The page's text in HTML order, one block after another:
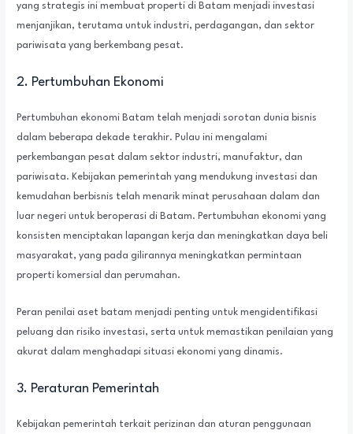
yang strategis ini membuat properti di Batam menjadi investasi
menjanjikan, terutama untuk industri, perdagangan, dan sektor
pariwisata yang berkembang pesat.
2. Pertumbuhan Ekonomi
Pertumbuhan ekonomi Batam telah menjadi sorotan dunia bisnis
dalam beberapa dekade terakhir. Pulau ini mengalami
perkembangan pesat dalam sektor industri, manufaktur, dan
pariwisata. Kebijakan pemerintah yang mendukung investasi dan
kemudahan berbisnis telah menarik minat perusahaan dalam dan
luar negeri untuk beroperasi di Batam. Pertumbuhan ekonomi yang
konsisten menciptakan lapangan kerja dan meningkatkan daya beli
masyarakat, yang pada gilirannya meningkatkan permintaan
properti komersial dan perumahan.
Peran penilai aset batam menjadi penting untuk mengidentifikasi
peluang dan risiko investasi, serta untuk memastikan penilaian yang
akurat dalam menghadapi situasi ekonomi yang dinamis.
3. Peraturan Pemerintah
Kebijakan pemerintah terkait perizinan dan aturan penggunaan